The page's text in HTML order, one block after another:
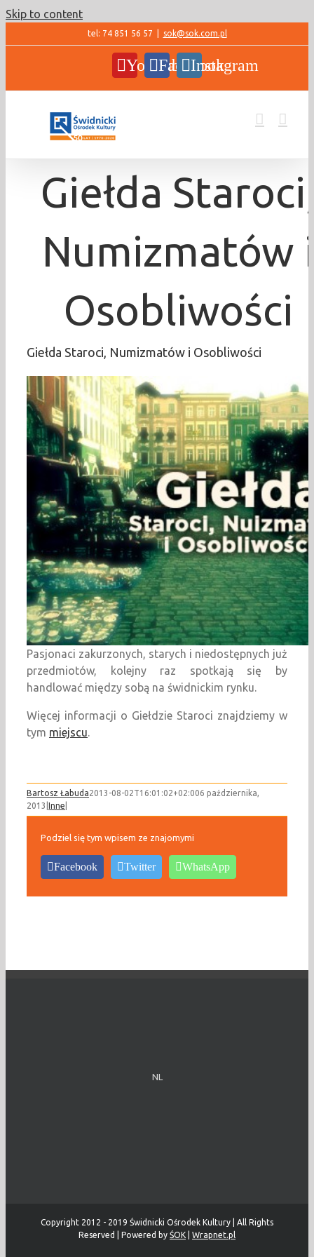
Skip to content
tel: 74 851 56 57 sok@sok.com.pl
YouTubeFacebookInstagram
Giełda
Numizmatów i
Osobliwości
Giełda Staroci, Numizmatów i Osobliwości
Pasjonaci zakurzonych, starych i niedostępnych już
przedmiotów, kolejny raz spotkają się by
handlować między sobą na świdnickim rynku.
Więcej informacji o Giełdzie Staroci znajdziemy w
tym miejscu.
Bartosz Łabuda2013-08-02T16:01:02+02:006 października,
2013
Inne
Podziel się tym wpisem ze znajomymi
Facebook Twitter WhatsApp
NL
Copyright 2012 - 2019 Świdnicki Ośrodek Kultury | All Rights
Reserved | Powered by ŚOK Wrapnet.pl